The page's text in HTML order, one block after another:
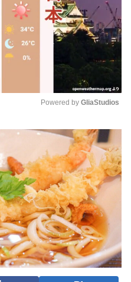
u
t
e
Powered by GliaStudios